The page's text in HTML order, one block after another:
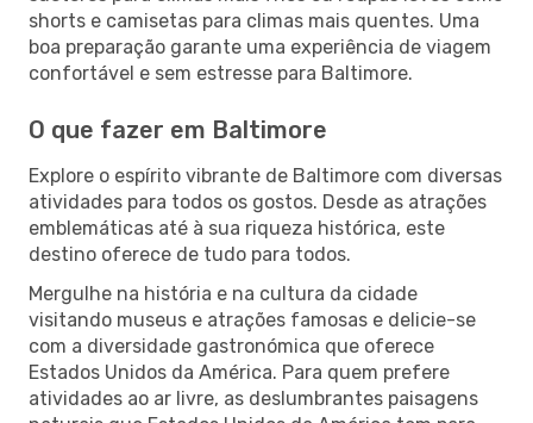
shorts e camisetas para climas mais quentes. Uma
boa preparação garante uma experiência de viagem
confortável e sem estresse para Baltimore.
O que fazer em Baltimore
Explore o espírito vibrante de Baltimore com diversas
atividades para todos os gostos. Desde as atrações
emblemáticas até à sua riqueza histórica, este
destino oferece de tudo para todos.
Mergulhe na história e na cultura da cidade
visitando museus e atrações famosas e delicie-se
com a diversidade gastronómica que oferece
Estados Unidos da América. Para quem prefere
atividades ao ar livre, as deslumbrantes paisagens